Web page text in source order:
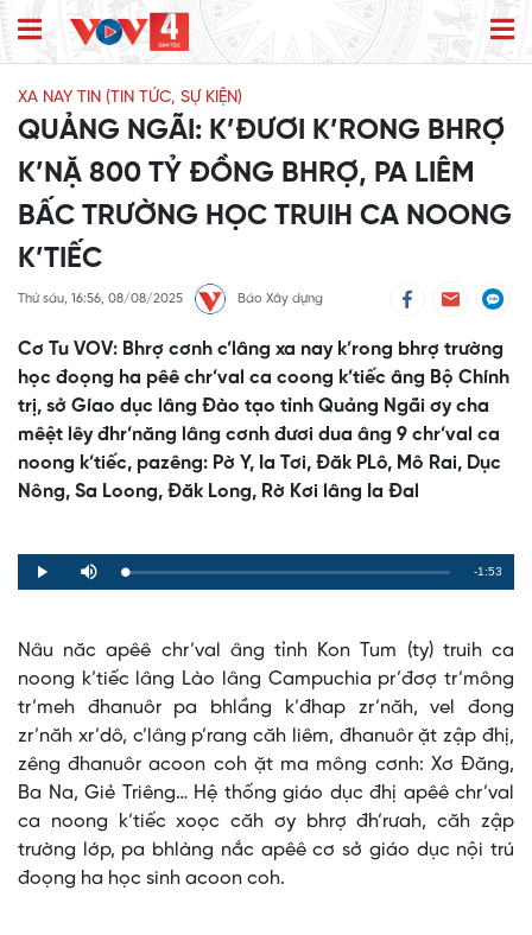
XA NAY TIN (TIN TỨC, SỰ KIỆN)
QUẢNG NGÃI: K’ĐƯƠI K’RONG BHRỢ
K’NẶ 800 TỶ ĐỒNG BHRỢ, PA LIÊM
BẤC TRƯỜNG HỌC TRUIH CA NOONG
K’TIẾC
Thứ sáu, 16:56, 08/08/2025 Báo Xây dựng
Cơ Tu VOV: Bhrợ cơnh c’lâng xa nay k’rong bhrợ trường
học đoọng ha pêê chr’val ca coong k’tiếc âng Bộ Chính
trị, sở Gíao dục lâng Đào tạo tỉnh Quảng Ngãi ơy cha
mêệt lêy đhr’năng lâng cơnh đươi dua âng 9 chr’val ca
noong k’tiếc, pazêng: Pờ Y, Ia Tơi, Đăk PLô, Mô Rai, Dục
Nông, Sa Loong, Đăk Long, Rờ Kơi lâng Ia Đal
Play Mute Loaded:
0%
Progress:
0%
Remaining
-1:53
Nâu năc apêê chr’val âng tỉnh Kon Tum (ty) truih ca
noong k’tiếc lâng Lào lâng Campuchia pr’đơợ tr’mông
tr’meh đhanuôr pa bhlầng k’đhap zr’năh, vel đong
zr’năh xr’dô, c’lâng p’rang căh liêm, đhanuôr ặt zập đhị,
zêng đhanuôr acoon coh ặt ma mông cơnh: Xơ Đăng,
Ba Na, Giẻ Triêng… Hệ thống giáo dục đhị apêê chr’val
ca noong k’tiếc xoọc căh ơy bhrợ đh’rưah, căh zập
trường lớp, pa bhlàng nắc apêê cơ sở giáo dục nội trú
đoọng ha học sinh acoon coh.